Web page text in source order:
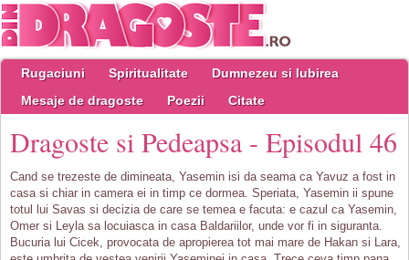
Rugaciuni Spiritualitate
Dumnezeu si Iubirea
Mesaje de dragoste
Poezii Citate
Dragoste si Pedeapsa - Episodul 46
Cand se trezeste de dimineata, Yasemin isi da seama ca Yavuz a fost in
casa si chiar in camera ei in timp ce dormea. Speriata, Yasemin ii spune
totul lui Savas si decizia de care se temea e facuta: e cazul ca Yasemin,
Omer si Leyla sa locuiasca in casa Baldariilor, unde vor fi in siguranta.
Bucuria lui Cicek, provocata de apropierea tot mai mare de Hakan si Lara,